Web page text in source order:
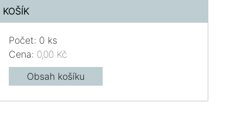
KOŠÍK
Počet: 0 ks
Cena: 0,00 Kč
Obsah košíku